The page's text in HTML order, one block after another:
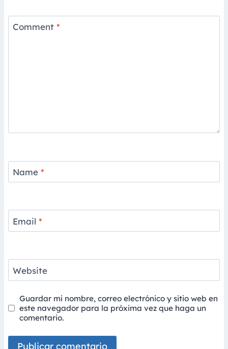
Comment *
Name *
Email *
Website
Guardar mi nombre, correo electrónico y sitio web en
este navegador para la próxima vez que haga un
comentario.